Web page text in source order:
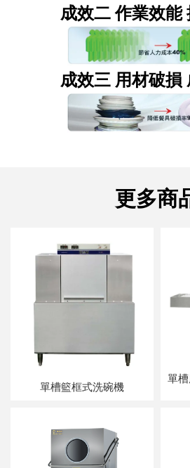
成效二 作業效能
成效三 用材破損
單槽籃框式洗碗機
單